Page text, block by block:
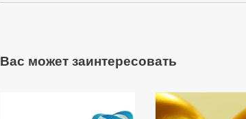
Вас может заинтересовать